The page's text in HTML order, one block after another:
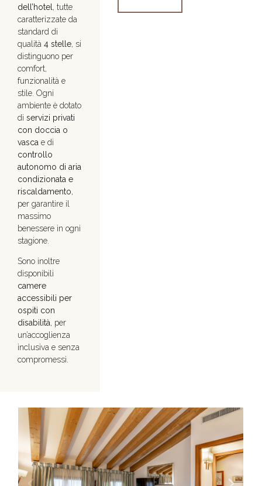
dell’hotel, tutte
caratterizzate da
standard di
qualità 4 stelle, si
distinguono per
comfort,
funzionalità e
stile. Ogni
ambiente è dotato
di servizi privati
con doccia o
vasca e di
controllo
autonomo di aria
condizionata e
riscaldamento,
per garantire il
massimo
benessere in ogni
stagione.
Sono inoltre
disponibili
camere
accessibili per
ospiti con
disabilità, per
un’accoglienza
inclusiva e senza
compromessi.